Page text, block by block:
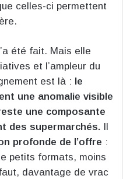
celles-ci permettent
été fait. Mais elle
et l’ampleur du
est là : le
une anomalie visible
reste une composante
des supermarchés.
profonde de l’offre :
petits formats, moins
davantage de vrac